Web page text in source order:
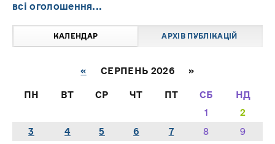
всі оголошення...
КАЛЕНДАР АРХІВ ПУБЛІКАЦІЙ
« СЕРПЕНЬ 2026 »
ПН ВТ СР ЧТ ПТ СБ
НД
1
2
3
4 5 6 7 8
9